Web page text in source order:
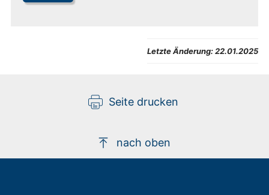
Letzte Änderung:22.01.2025
Seite drucken
nach oben